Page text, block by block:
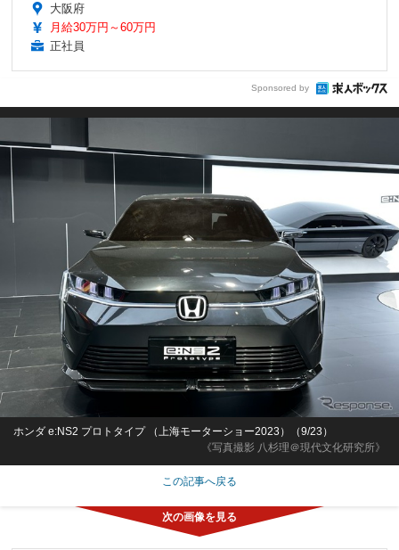
大阪府
月給30万円～60万円
正社員
Sponsored by
《写真撮影 八杉理＠現代文化研究所》
ホンダ e:NS2 プロトタイプ （上海モーターショー2023）（9/23）
この記事へ戻る